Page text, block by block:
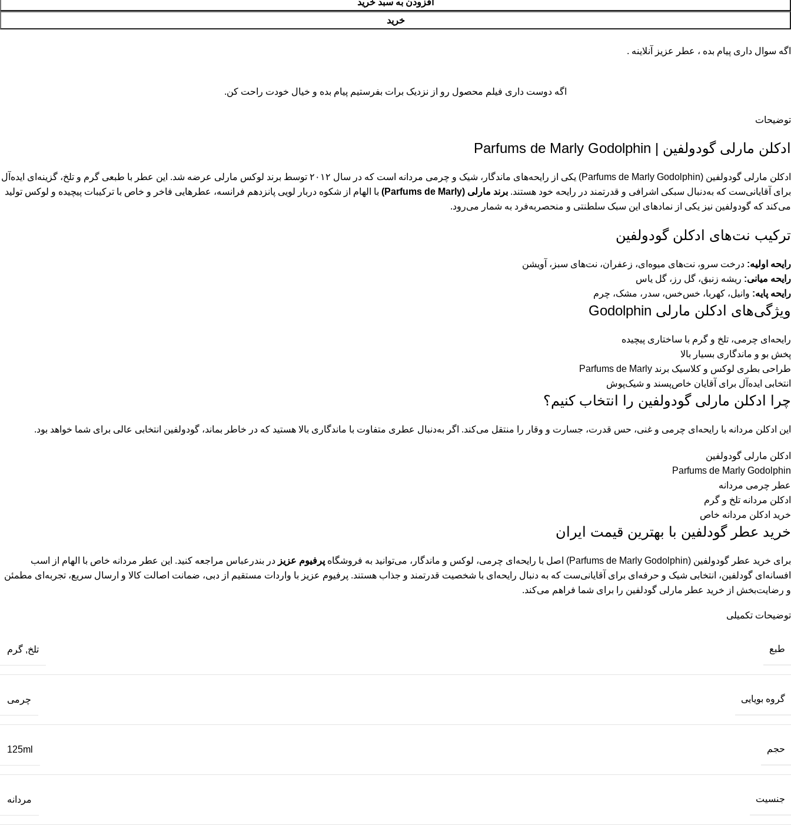
افزودن به سبد خرید
خرید
اگه سوال داری پیام بده ، عطر عزیز آنلاینه .
اگه دوست داری فیلم محصول رو از نزدیک برات بفرستیم پیام بده و خیال خودت راحت کن.
توضیحات
ادکلن مارلی گودولفین | Parfums de Marly Godolphin
ادکلن مارلی گودولفین (Parfums de Marly Godolphin) یکی از رایحه‌های ماندگار، شیک و چرمی مردانه است که در سال ۲۰۱۲ توسط برند لوکس مارلی عرضه شد. این عطر با طبعی گرم و تلخ، گزینه‌ای ایده‌آل
برای آقایانی‌ست که به‌دنبال سبکی اشرافی و قدرتمند در رایحه خود هستند. برند مارلی (Parfums de Marly)
با الهام از شکوه دربار لویی پانزدهم فرانسه، عطرهایی فاخر و خاص با ترکیبات پیچیده و لوکس تولید
می‌کند که گودولفین نیز یکی از نمادهای این سبک سلطنتی و منحصر‌به‌فرد به شمار می‌رود.
ترکیب نت‌های ادکلن گودولفین
رایحه اولیه: درخت سرو، نت‌های میوه‌ای، زعفران، نت‌های سبز، آویشن
رایحه میانی: ریشه زنبق، گل رز، گل یاس
رایحه پایه: وانیل، کهربا، خس‌خس، سدر، مشک، چرم
ویژگی‌های ادکلن مارلی Godolphin
رایحه‌ای چرمی، تلخ و گرم با ساختاری پیچیده
پخش بو و ماندگاری بسیار بالا
طراحی بطری لوکس و کلاسیک برند Parfums de Marly
انتخابی ایده‌آل برای آقایان خاص‌پسند و شیک‌پوش
چرا ادکلن مارلی گودولفین را انتخاب کنیم؟
این ادکلن مردانه با رایحه‌ای چرمی و غنی، حس قدرت، جسارت و وقار را منتقل می‌کند. اگر به‌دنبال عطری متفاوت با ماندگاری بالا هستید که در خاطر بماند، گودولفین انتخابی عالی برای شما خواهد بود.
ادکلن مارلی گودولفین
Parfums de Marly Godolphin
عطر چرمی مردانه
ادکلن مردانه تلخ و گرم
خرید ادکلن مردانه خاص
خرید عطر گودلفین با بهترین قیمت ایران
برای خرید عطر گودولفین (Parfums de Marly Godolphin) اصل با رایحه‌ای چرمی، لوکس و ماندگار، می‌توانید به فروشگاه پرفیوم عزیز در بندرعباس مراجعه کنید. این عطر مردانه خاص با الهام از اسب
افسانه‌ای گودلفین، انتخابی شیک و حرفه‌ای برای آقایانی‌ست که به دنبال رایحه‌ای با شخصیت قدرتمند و جذاب هستند. پرفیوم عزیز با واردات مستقیم از دبی، ضمانت اصالت کالا و ارسال سریع، تجربه‌ای مطمئن
و رضایت‌بخش از خرید عطر مارلی گودلفین را برای شما فراهم می‌کند.
توضیحات تکمیلی
طبع تلخ, گرم
گروه بویایی چرمی
حجم 125ml
جنسیت مردانه